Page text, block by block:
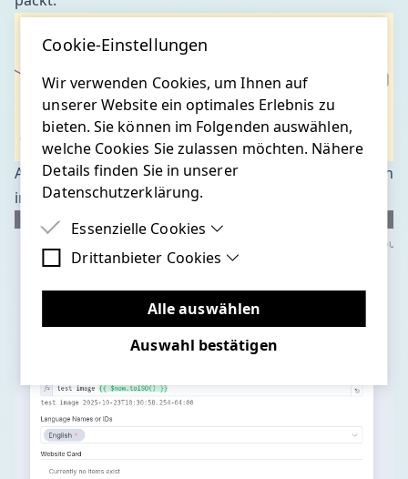
Auch Meta-Daten können übergeben werden wie man
im Screenshot sieht.
Cookie-Einstellungen
Wir verwenden Cookies, um Ihnen auf
unserer Website ein optimales Erlebnis zu
bieten. Sie können im Folgenden auswählen,
welche Cookies Sie zulassen möchten. Nähere
Details finden Sie in unserer
Datenschutzerklärung.
Essenzielle Cookies
Essenzielle Cookies sind Cookies, welche für
benötigt werden.
Drittanbieter Cookies
Drittanbieter Cookies sind Cookies, die
Drittanbieter-Software setzen, um Funktionen
wie Google Maps zu ermöglichen.
Alle auswählen
Auswahl bestätigen